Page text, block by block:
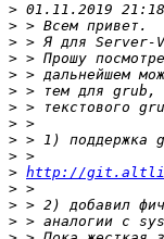
>
>
>
>
>
>
>
>
>
>
> http://
>
>
>